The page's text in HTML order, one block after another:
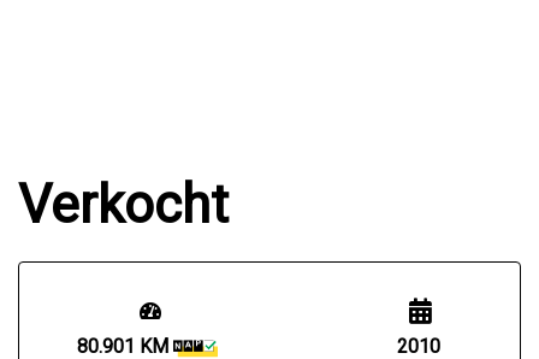
Verkocht
80.901 KM
2010